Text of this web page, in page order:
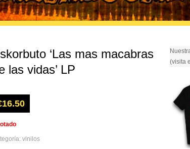
‘Las mas macabras
las vidas’ LP
16.50
vinilos
(visita